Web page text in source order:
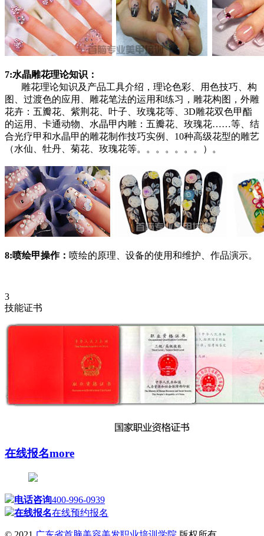
7:水晶雕花理论知识：
雕花理论知识及产品工具介绍，理论色彩、用色技巧、构
图、过渡色的应用、雕花笔法的运用和练习，雕花构图，外雕
花卉：五瓣花、紫荆花、叶子、玫瑰花等、3D雕花双色甲酯
的运用、卡通动物、水晶甲内雕：五瓣花、玫瑰花……等、结
合光疗甲和水晶甲的雕花制作技巧实例、10种高级花型的雕艺
（水仙、牡丹、菊花、玫瑰花等。。。。。。。）。
8:喷绘甲操作： 喷绘的原理、设备的使用和维护、作品演示。
3
技能证书
在线报名more
电话咨询400-996-0939
在线报名在线预约报名